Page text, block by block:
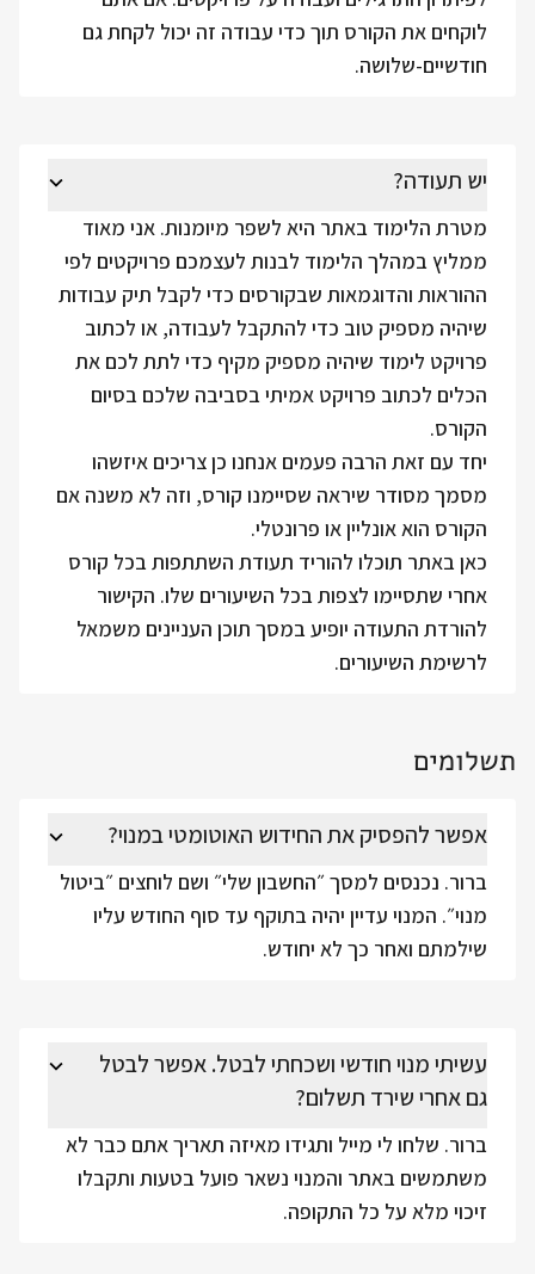
לוקחים את הקורס תוך כדי עבודה זה יכול לקחת גם
חודשיים-שלושה.
יש תעודה?
מטרת הלימוד באתר היא לשפר מיומנות. אני מאוד
ממליץ במהלך הלימוד לבנות לעצמכם פרויקטים לפי
ההוראות והדוגמאות שבקורסים כדי לקבל תיק עבודות
שיהיה מספיק טוב כדי להתקבל לעבודה, או לכתוב
פרויקט לימוד שיהיה מספיק מקיף כדי לתת לכם את
הכלים לכתוב פרויקט אמיתי בסביבה שלכם בסיום
הקורס.
יחד עם זאת הרבה פעמים אנחנו כן צריכים איזשהו
מסמך מסודר שיראה שסיימנו קורס, וזה לא משנה אם
הקורס הוא אונליין או פרונטלי.
כאן באתר תוכלו להוריד תעודת השתתפות בכל קורס
אחרי שתסיימו לצפות בכל השיעורים שלו. הקישור
להורדת התעודה יופיע במסך תוכן העניינים משמאל
לרשימת השיעורים.
תשלומים
אפשר להפסיק את החידוש האוטומטי במנוי?
ברור. נכנסים למסך ״החשבון שלי״ ושם לוחצים ״ביטול
מנוי״. המנוי עדיין יהיה בתוקף עד סוף החודש עליו
שילמתם ואחר כך לא יחודש.
עשיתי מנוי חודשי ושכחתי לבטל. אפשר לבטל
גם אחרי שירד תשלום?
ברור. שלחו לי מייל ותגידו מאיזה תאריך אתם כבר לא
משתמשים באתר והמנוי נשאר פועל בטעות ותקבלו
זיכוי מלא על כל התקופה.